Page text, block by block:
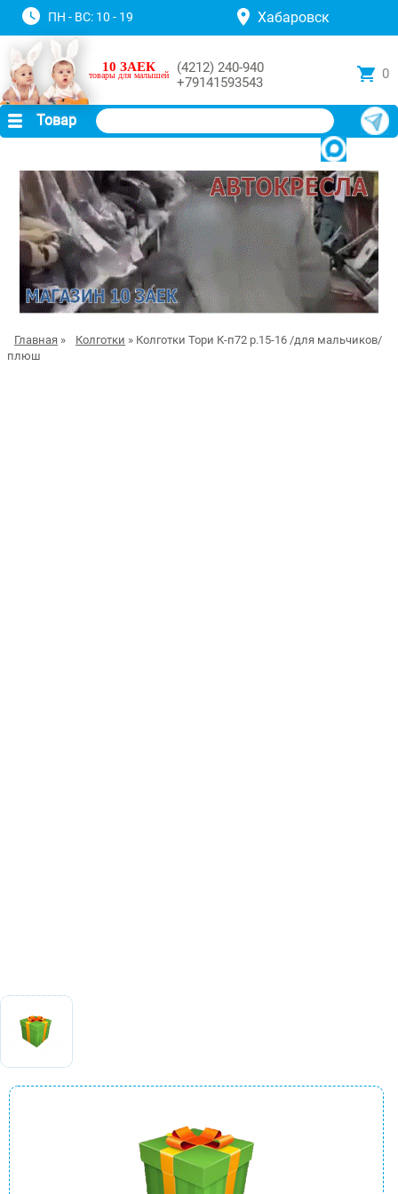
ПН - ВС: 10 - 19 Хабаровск
10 ЗАЕК
товары для малышей
(4212) 240-940
+79141593543
0
Товар
Главная » Колготки » Колготки Тори К-п72 р.15-16 /для мальчиков/
плюш